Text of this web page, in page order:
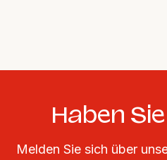
Haben
Melden Sie sich über